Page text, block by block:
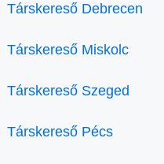
Társkereső Debrecen
Társkereső Miskolc
Társkereső Szeged
Társkereső Pécs